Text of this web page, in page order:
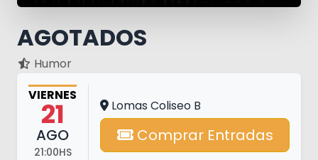
AGOTADOS
Humor
VIERNES
21
AGO
21:00HS
Lomas Coliseo B
Comprar Entradas